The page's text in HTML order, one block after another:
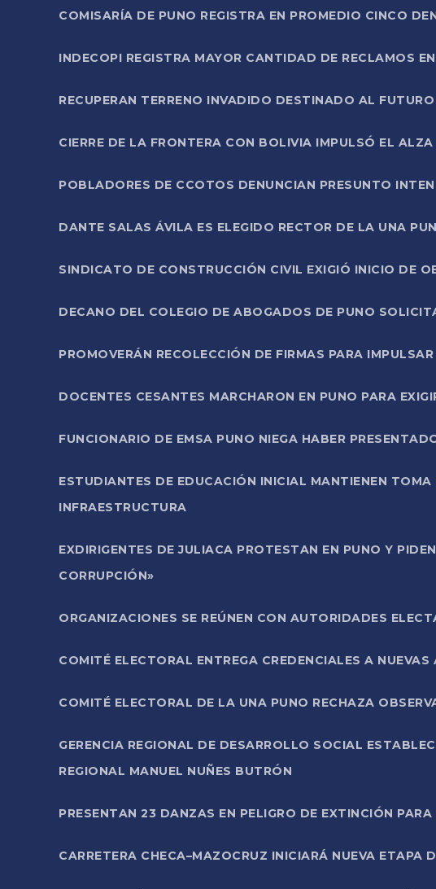
COMISARÍA DE PUNO REGISTRA EN PROMEDIO CINCO
INDECOPI REGISTRA MAYOR CANTIDAD DE RECLAMOS
RECUPERAN TERRENO INVADIDO DESTINADO AL
CIERRE DE LA FRONTERA CON BOLIVIA IMPULSÓ EL
POBLADORES DE CCOTOS DENUNCIAN PRESUNTO
DANTE SALAS ÁVILA ES ELEGIDO RECTOR DE LA UNA
SINDICATO DE CONSTRUCCIÓN CIVIL EXIGIÓ INICIO DE
DECANO DEL COLEGIO DE ABOGADOS DE PUNO
PROMOVERÁN RECOLECCIÓN DE FIRMAS PARA
DOCENTES CESANTES MARCHARON EN PUNO PARA
FUNCIONARIO DE EMSA PUNO NIEGA HABER
ESTUDIANTES DE EDUCACIÓN INICIAL MANTIENEN
INFRAESTRUCTURA
EXDIRIGENTES DE JULIACA PROTESTAN EN PUNO Y
CORRUPCIÓN»
ORGANIZACIONES SE REÚNEN CON AUTORIDADES
COMITÉ ELECTORAL ENTREGA CREDENCIALES A
COMITÉ ELECTORAL DE LA UNA PUNO RECHAZA
GERENCIA REGIONAL DE DESARROLLO SOCIAL
REGIONAL MANUEL NUÑES BUTRÓN
PRESENTAN 23 DANZAS EN PELIGRO DE EXTINCIÓN
CARRETERA CHECA–MAZOCRUZ INICIARÁ NUEVA